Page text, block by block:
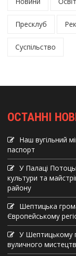
Пресклуб
Суспільство
ОСТАННІ
Наш вугільний
паспорт
У Палаці
культури та
району
Шептицька
Європейському
У Шептицькому
вуличного